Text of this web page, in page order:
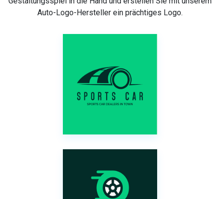
Auto-Logo-Hersteller ein prächtiges Logo.